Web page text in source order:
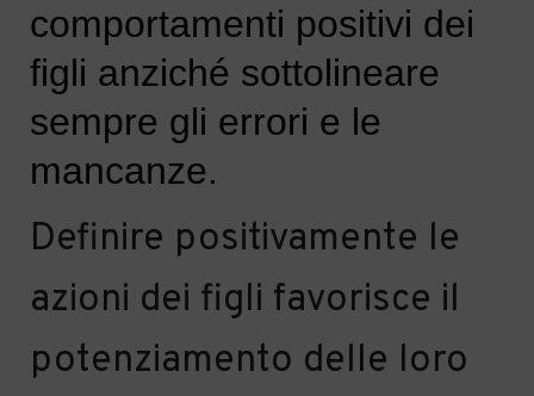
comportamenti positivi dei
figli anziché sottolineare
sempre gli errori e le
mancanze.
Definire positivamente le
azioni dei figli favorisce il
potenziamento delle loro